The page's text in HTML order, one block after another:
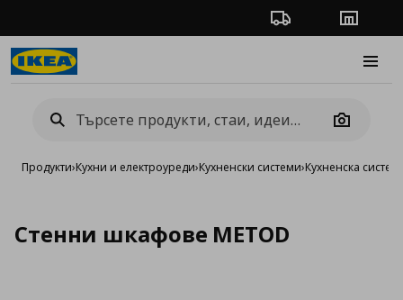
Проследяване на
Camera
Продукти›Кухни и електроуреди›Кухненски системи›Кухненска
Стенни шкафове METOD